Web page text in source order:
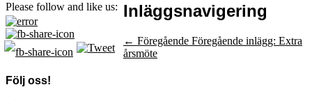
Please follow and like us: Inläggsnavigering
← Föregående Föregående inlägg: Extra
årsmöte
Följ oss!